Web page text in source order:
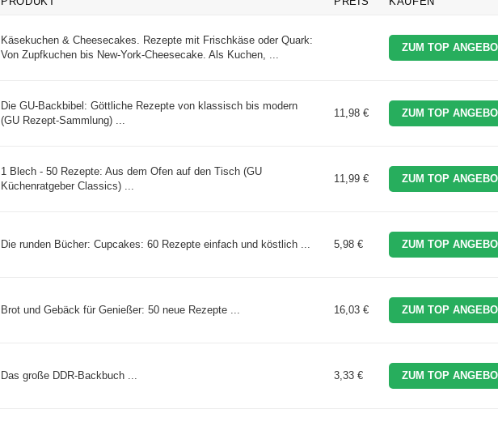
Käsekuchen & Cheesecakes. Rezepte mit Frischkäse oder Quark:
Von Zupfkuchen bis New-York-Cheesecake. Als Kuchen, ...
ZUM TOP
Die GU-Backbibel: Göttliche Rezepte von klassisch bis modern
(GU Rezept-Sammlung) ...
11,98 € ZUM TOP
1 Blech - 50 Rezepte: Aus dem Ofen auf den Tisch (GU
Küchenratgeber Classics) ...
11,99 € ZUM TOP
Die runden Bücher: Cupcakes: 60 Rezepte einfach und köstlich ... 5,98 € ZUM TOP
Brot und Gebäck für Genießer: 50 neue Rezepte ... 16,03 € ZUM TOP
Das große DDR-Backbuch ... 3,33 € ZUM TOP